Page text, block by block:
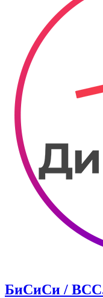
БиСиСи /